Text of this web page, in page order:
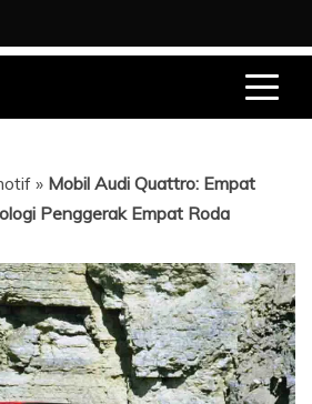
» Mobil Audi Quattro: Empat
Penggerak Empat Roda